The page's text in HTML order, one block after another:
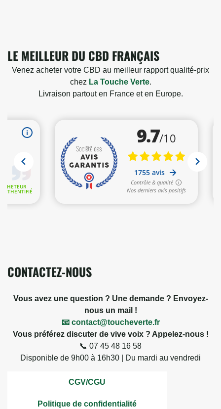
LE MEILLEUR DU CBD FRANÇAIS
Venez acheter votre CBD au meilleur rapport qualité-prix
chez La Touche Verte.
Livraison partout en France et en Europe.
CONTACTEZ-NOUS
Vous avez une question ? Une demande ? Envoyez-
nous un mail !
📧 contact@toucheverte.fr
Vous préférez discuter de vive voix ? Appelez-nous !
📞 07 45 48 16 58
Disponible de 9h00 à 16h30 | Du mardi au vendredi
CGV/CGU
Politique de confidentialité